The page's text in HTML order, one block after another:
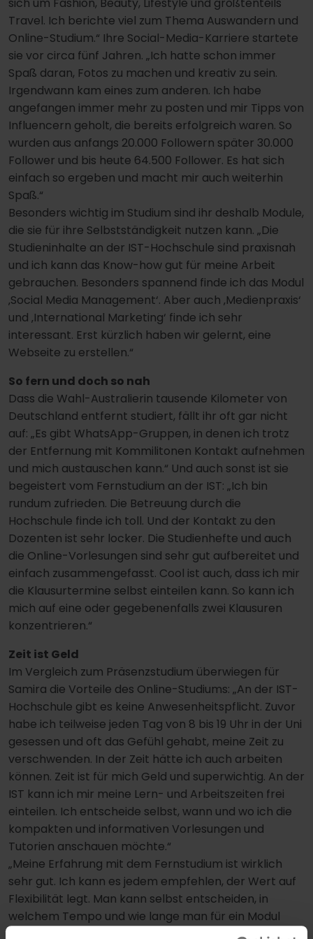
Travel. Ich berichte viel zum Thema Auswandern und
Online-Studium.“ Ihre Social-Media-Karriere startete
sie vor circa fünf Jahren. „Ich hatte schon immer
Spaß daran, Fotos zu machen und kreativ zu sein.
Irgendwann kam eines zum anderen. Ich habe
angefangen immer mehr zu posten und mir Tipps von
Influencern geholt, die bereits erfolgreich waren. So
wurden aus anfangs 20.000 Followern später 30.000
Follower und bis heute 64.500 Follower. Es hat sich
einfach so ergeben und macht mir auch weiterhin
Spaß.“
Besonders wichtig im Studium sind ihr deshalb Module,
die sie für ihre Selbstständigkeit nutzen kann. „Die
Studieninhalte an der IST-Hochschule sind praxisnah
und ich kann das Know-how gut für meine Arbeit
gebrauchen. Besonders spannend finde ich das Modul
‚Social Media Management‘. Aber auch ‚Medienpraxis‘
und ‚International Marketing‘ finde ich sehr
interessant. Erst kürzlich haben wir gelernt, eine
Webseite zu erstellen.“
So fern und doch so nah
Dass die Wahl-Australierin tausende Kilometer von
Deutschland entfernt studiert, fällt ihr oft gar nicht
auf: „Es gibt WhatsApp-Gruppen, in denen ich trotz
der Entfernung mit Kommilitonen Kontakt aufnehmen
und mich austauschen kann.“ Und auch sonst ist sie
begeistert vom Fernstudium an der IST: „Ich bin
rundum zufrieden. Die Betreuung durch die
Hochschule finde ich toll. Und der Kontakt zu den
Dozenten ist sehr locker. Die Studienhefte und auch
die Online-Vorlesungen sind sehr gut aufbereitet und
einfach zusammengefasst. Cool ist auch, dass ich mir
die Klausurtermine selbst einteilen kann. So kann ich
mich auf eine oder gegebenenfalls zwei Klausuren
konzentrieren.“
Zeit ist Geld
Im Vergleich zum Präsenzstudium überwiegen für
Samira die Vorteile des Online-Studiums: „An der IST-
Hochschule gibt es keine Anwesenheitspflicht. Zuvor
habe ich teilweise jeden Tag von 8 bis 19 Uhr in der Uni
gesessen und oft das Gefühl gehabt, meine Zeit zu
verschwenden. In der Zeit hätte ich auch arbeiten
können. Zeit ist für mich Geld und superwichtig. An der
IST kann ich mir meine Lern- und Arbeitszeiten frei
einteilen. Ich entscheide selbst, wann und wo ich die
kompakten und informativen Vorlesungen und
Tutorien anschauen möchte.“
„Meine Erfahrung mit dem Fernstudium ist wirklich
sehr gut. Ich kann es jedem empfehlen, der Wert auf
Flexibilität legt. Man kann selbst entscheiden, in
welchem Tempo und wie lange man für ein Modul
lernen möchte. Und man kann sich die Klausuren so